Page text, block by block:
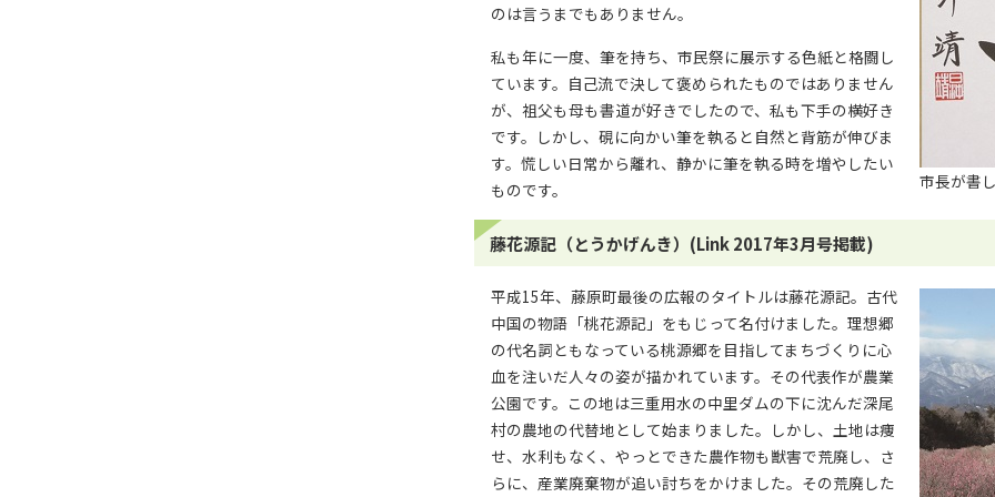
市長が書
のは言うまでもありません。
私も年に一度、筆を持ち、市民祭に展示する色紙と格闘し
ています。自己流で決して褒められたものではありません
が、祖父も母も書道が好きでしたので、私も下手の横好き
です。しかし、硯に向かい筆を執ると自然と背筋が伸びま
す。慌しい日常から離れ、静かに筆を執る時を増やしたい
ものです。
藤花源記（とうかげんき）(Link 2017年3月号掲載)
平成15年、藤原町最後の広報のタイトルは藤花源記。古代
中国の物語「桃花源記」をもじって名付けました。理想郷
の代名詞ともなっている桃源郷を目指してまちづくりに心
血を注いだ人々の姿が描かれています。その代表作が農業
公園です。この地は三重用水の中里ダムの下に沈んだ深尾
村の農地の代替地として始まりました。しかし、土地は痩
せ、水利もなく、やっとできた農作物も獣害で荒廃し、さ
らに、産業廃棄物が追い討ちをかけました。その荒廃した